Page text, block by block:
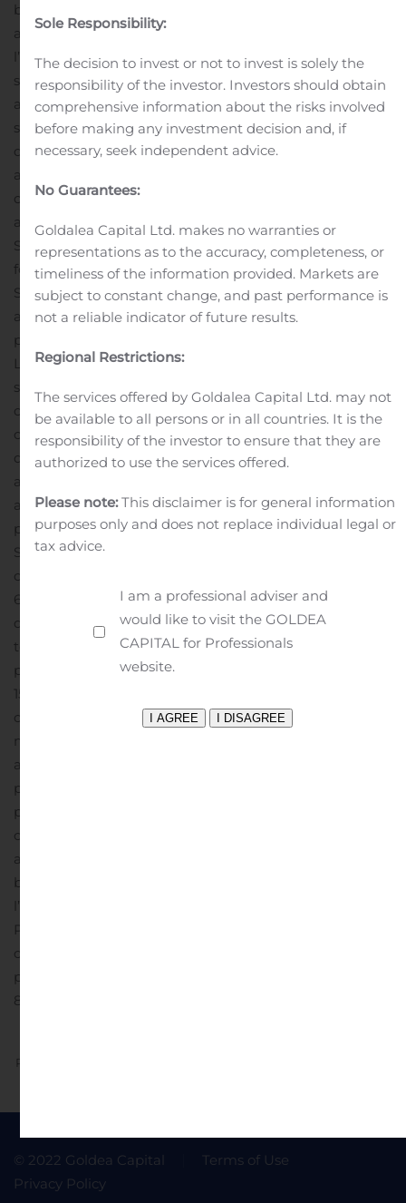
bourse, acheter jusqu’à 1 000 actions ordinaires et
acheter un bloc de ses actions ordinaires en sus de
l’achat quotidien maximum permis au plus une fois par
semaine civile.La Société souhaite tirer parti de temps à
autre du prix auquel ses actions ordinaires se négocient
sur le marché. La direction estime que parfois le cours
des actions ordinaires de la Société ne reflète pas
adéquatement la valeur de ses actifs sous-jacents. Le
conseil d’administration de la Société estime que les
achats proposés pourraient être avantageux pour la
Société et constituer une utilisation judicieuse de ses
fonds. Toutes les actions ordinaires achetées par la
Société dans le cadre de l’Offre seront
annulées.Accessoirement à l’Offre, la Société a mis en
place un régime de rachat automatique (le « Régime »).
Le Régime permet à la Société d’établir des instructions
standards à l’égard de la façon dont les actions
ordinaires peuvent être rachetées sur le marché libre au
cours des périodes de restriction sur les transactions
qu’elle s’impose. Le Régime constitue un régime
automatique pour les fins des lois canadiennes
applicables en valeurs mobilières, et a été
préalablement approuvé par la TSX.Le 14 août 2019, la
Société a lancé une offre publique de rachat dans le
cours normal des activités en vue d’acheter jusqu’à
60 000 actions ordinaires. Dans le cadre de cette offre,
qui doit expirer le 13 août 2020, la Société a acheté au
total 53 100 de ses actions ordinaires (qu’elle a annulées
par la suite) à un prix moyen pondéré de
157,84
ordinaires achetées par l’entremise de la TSX à un prix
moyen pondéré de 157,89
actions ordinaires achetées par l’entremise de
plateformes de négociation parallèles admissibles à un
prix moyen pondéré de 157,00
ordinaire.
activités commerciales dans les secteurs des services
bancaires d’investissement, de la gestion d’actifs, de
l’immobilier et des systèmes électroniques de sécurité.
Pour obtenir de plus amples renseignements, veuillez
communiquer avec M. George Malikotsis, vice-
président, Finances de Senvest Capital Inc., au 514-281-
8082.
Previous
© 2022 Goldea Capital
Terms of Use
Privacy Policy
Sole Responsibility:
The decision to invest or not to invest is solely the
responsibility of the investor. Investors should obtain
comprehensive information about the risks involved
before making any investment decision and, if
necessary, seek independent advice.
No Guarantees:
Goldalea Capital Ltd. makes no warranties or
representations as to the accuracy, completeness, or
timeliness of the information provided. Markets are
subject to constant change, and past performance is
not a reliable indicator of future results.
Regional Restrictions:
The services offered by Goldalea Capital Ltd. may not
be available to all persons or in all countries. It is the
responsibility of the investor to ensure that they are
authorized to use the services offered.
Please note:This disclaimer is for general information
purposes only and does not replace individual legal or
tax advice.
I am a professional adviser and
would like to visit the GOLDEA
CAPITAL for Professionals
website.